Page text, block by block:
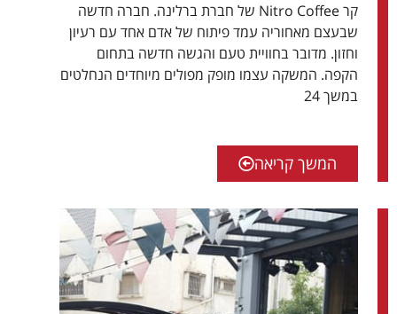
קר Nitro Coffee של חברת ברלינה. חברה חדשה
שבעצם מאחוריה עמד פיתוח של אדם אחד עם רעיון
וחזון. מדובר בחוויית טעם והגשה חדשה בתחום
הקפה. המשקה עצמו מופק מפולים מיוחדים הנחלטים
במשך 24
המשך קריאה